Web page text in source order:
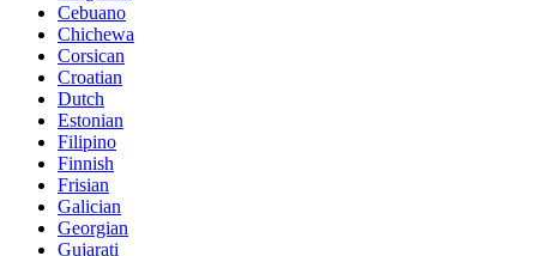
Cebuano
Chichewa
Corsican
Croatian
Dutch
Estonian
Filipino
Finnish
Frisian
Galician
Georgian
Gujarati